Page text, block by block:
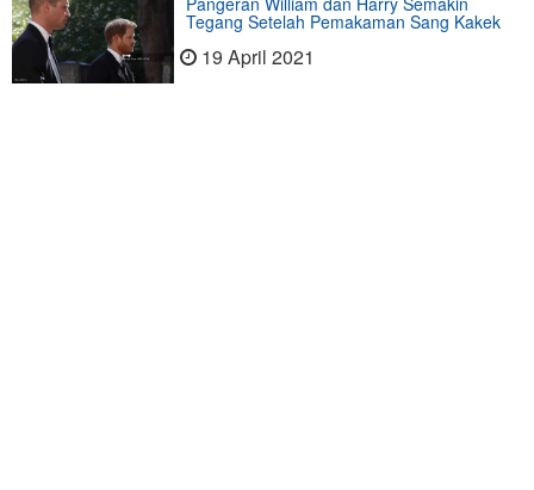
Tegang Setelah Pemakaman Sang Kakek
19 April 2021